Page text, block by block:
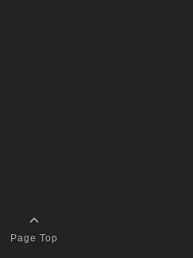
Page Top